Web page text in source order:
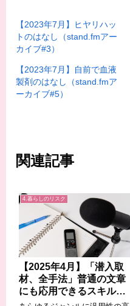
【2023年7月】ヒヤリハッ
トのはなし（stand.fmアー
カイブ#3）
【2023年7月】自前で血液
製剤のはなし（stand.fmア
ーカイブ#5）
関連記事
4.暮らしのリスク
【2025年4月】「潜入取
材、全手法」普通の文章
にも応用できるスキル
【書評】